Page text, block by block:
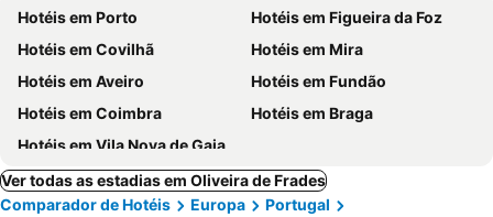
Hotéis em Porto
Hotéis em Figueira da Foz
Hotéis em Covilhã
Hotéis em Mira
Hotéis em Aveiro
Hotéis em Fundão
Hotéis em Coimbra
Hotéis em Braga
Hotéis em Vila Nova de Gaia
Ver todas as estadias em Oliveira de Frades
Comparador de Hotéis
Europa
Portugal